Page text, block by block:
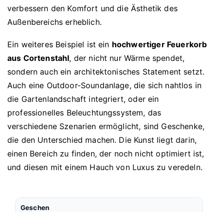
verbessern den Komfort und die Ästhetik des
Außenbereichs erheblich.
Ein weiteres Beispiel ist ein hochwertiger Feuerkorb
aus Cortenstahl, der nicht nur Wärme spendet,
sondern auch ein architektonisches Statement setzt.
Auch eine Outdoor-Soundanlage, die sich nahtlos in
die Gartenlandschaft integriert, oder ein
professionelles Beleuchtungssystem, das
verschiedene Szenarien ermöglicht, sind Geschenke,
die den Unterschied machen. Die Kunst liegt darin,
einen Bereich zu finden, der noch nicht optimiert ist,
und diesen mit einem Hauch von Luxus zu veredeln.
Geschen